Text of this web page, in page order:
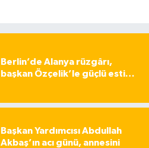
Berlin’de Alanya rüzgârı,
başkan Özçelik’le güçlü esti…
Başkan Yardımcısı Abdullah
Akbaş’ın acı günü, annesini